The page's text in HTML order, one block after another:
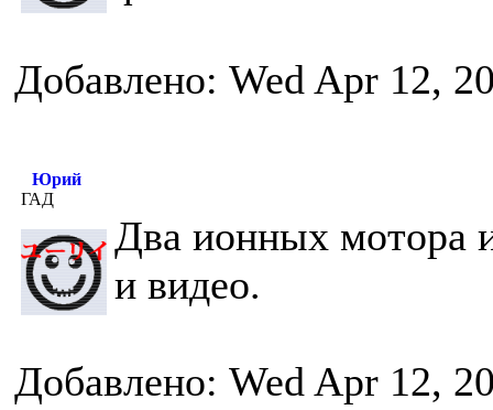
Добавлено: Wed Apr 12,
Юрий
ГАД
Два ионных мотора
и видео.
Добавлено: Wed Apr 12,